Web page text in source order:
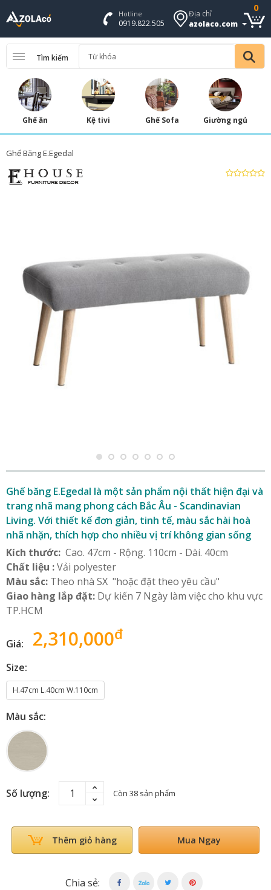
Hotline
0919.822.505
Địa chỉ
azolaco.com
0
Tìm kiếm
Ghế ăn Kệ tivi Ghế Sofa Giường ngủ
Ghế Băng E.Egedal
Ghế băng E.Egedal là một sản phẩm nội thất hiện đại và
trang nhã mang phong cách Bắc Âu - Scandinavian
Living. Với thiết kế đơn giản, tinh tế, màu sắc hài hoà
nhã nhặn, thích hợp cho nhiều vị trí không gian sống
Kích thước: Cao. 47cm - Rộng. 110cm - Dài. 40cm
Chất liệu :Vải polyester
Màu sắc: Theo nhà SX "hoặc đặt theo yêu cầu"
Giao hàng lắp đặt: Dự kiến 7 Ngày làm việc cho khu vực
TP.HCM
Giá: 2,310,000đ
Size:
H.47cm L.40cm W.110cm
Màu sắc:
Số lượng: Còn 38 sản phẩm
Thêm giỏ hàng Mua Ngay
Chia sẻ: